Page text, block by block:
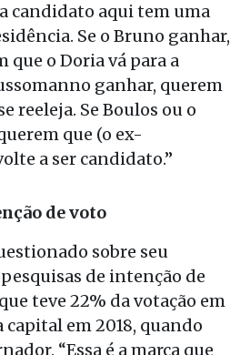
candidato aqui tem uma
Se o Bruno ganhar,
que o Doria vá para a
ganhar, querem
reeleja. Se Boulos ou o
que (o ex-
a ser candidato.”
de voto
sobre seu
de intenção de
teve 22% da votação em
em 2018, quando
“Essa é a marca que